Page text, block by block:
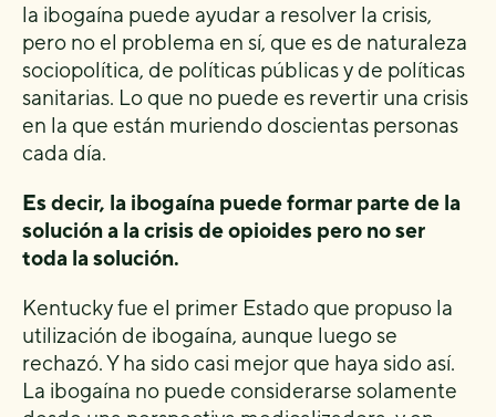
la ibogaína puede ayudar a resolver la crisis,
pero no el problema en sí, que es de naturaleza
sociopolítica, de políticas públicas y de políticas
sanitarias. Lo que no puede es revertir una crisis
en la que están muriendo doscientas personas
cada día.
Es decir, la ibogaína puede formar parte de la
solución a la crisis de opioides pero no ser
toda la solución.
Kentucky fue el primer Estado que propuso la
utilización de ibogaína, aunque luego se
rechazó. Y ha sido casi mejor que haya sido así.
La ibogaína no puede considerarse solamente